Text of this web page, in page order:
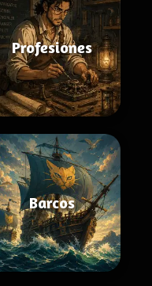
Profesiones
Barcos